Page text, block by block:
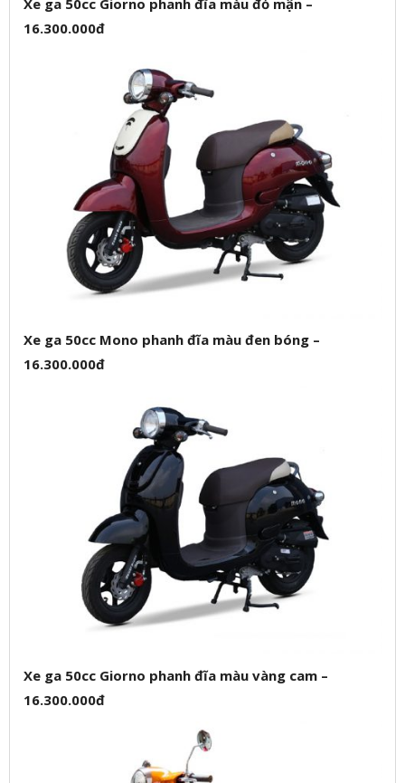
16.300.000đ
Xe ga 50cc Mono phanh đĩa màu đen bóng –
16.300.000đ
Xe ga 50cc Giorno phanh đĩa màu vàng cam –
16.300.000đ